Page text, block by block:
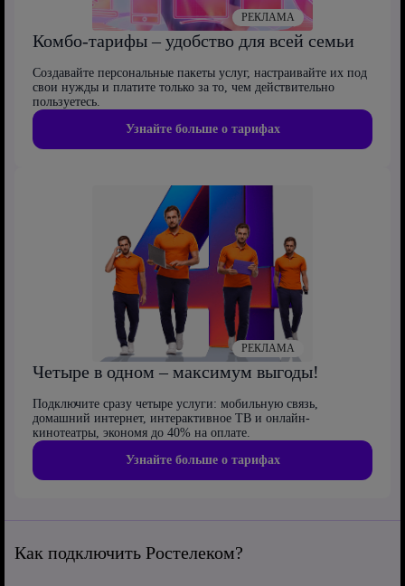
Комбо-тарифы – удобство для всей семьи
Создавайте персональные пакеты услуг, настраивайте их под
свои нужды и платите только за то, чем действительно
пользуетесь.
Узнайте больше о тарифах
РЕКЛАМА
Четыре в одном – максимум выгоды!
Подключите сразу четыре услуги: мобильную связь,
домашний интернет, интерактивное ТВ и онлайн-
кинотеатры, экономя до 40% на оплате.
Узнайте больше о тарифах
РЕКЛАМА
Как подключить Ростелеком?